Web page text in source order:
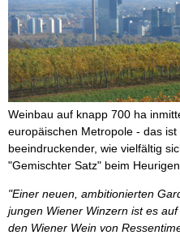
Weinbau auf knapp 700 ha
europäischen Metropole - das
beeindruckender, wie vielfältig
"Gemischter Satz" beim
"Einer neuen, ambitionierten
jungen Wiener Winzern ist es
den Wiener Wein von